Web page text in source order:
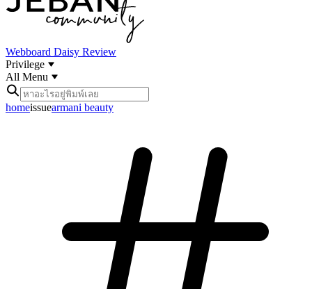
Webboard Daisy Review
Privilege
All Menu
homeissuearmani beauty